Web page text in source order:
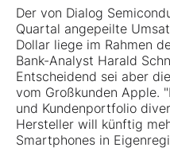
Kontakt
Der von Dialog
Quartal angepeilte
Dollar liege im Rahmen
Bank-Analyst Harald
Entscheidend sei aber
vom Großkunden Apple.
und Kundenportfolio
Hersteller will künftig
Smartphones in